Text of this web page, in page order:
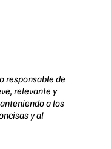
responsable de
relevante y
a los
y al